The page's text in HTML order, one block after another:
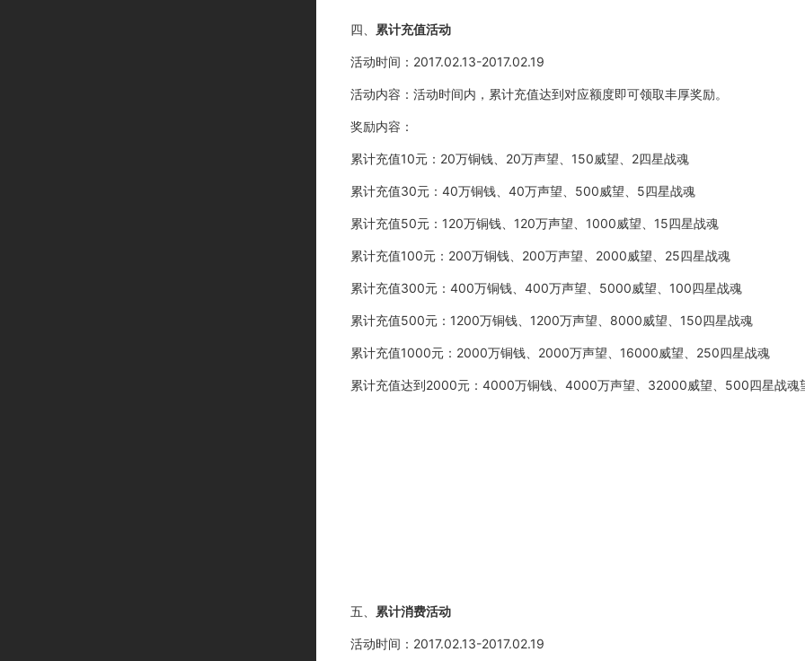
四、 累计充值活动
活动时间： 2017.02.13-2017.02.19
活动内容：活动时间内，累计充值达到对应额度即可领取丰厚奖励。
奖励内容：
累计充值10元： 20万铜钱、20万声望、150威望、2四星战魂
累计充值30元： 40万铜钱、40万声望、500威望、5四星战魂
累计充值50元： 120万铜钱、120万声望、1000威望、15四星战魂
累计充值100元： 200万铜钱、200万声望、2000威望、25四星战魂
累计充值300元： 400万铜钱、400万声望、5000威望、100四星战魂
累计充值500元： 1200万铜钱、1200万声望、8000威望、150四星战魂
累计充值1000元： 2000万铜钱、2000万声望、16000威望、250四星战魂
累计充值达到2000元： 4000万铜钱、4000万声望、32000威望、500四星战魂
五、 累计消费活动
活动时间： 2017.02.13-2017.02.19